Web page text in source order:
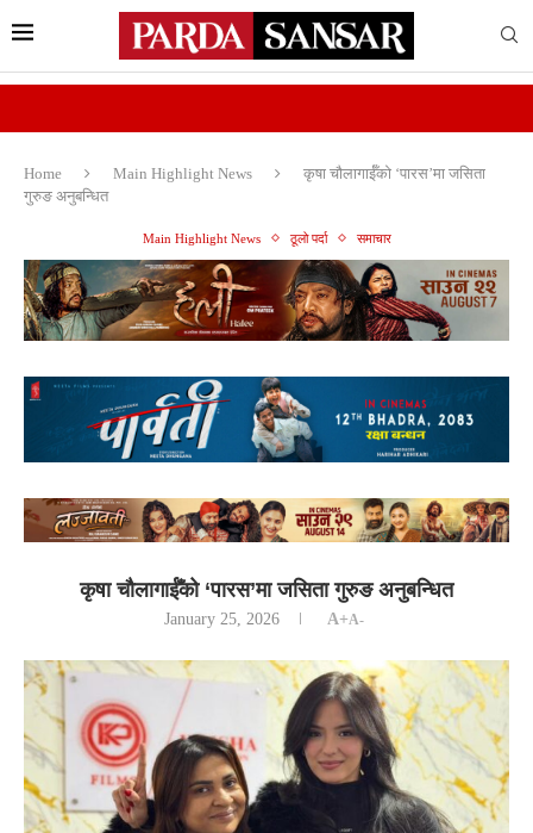
Home Main Highlight News
कृषा चौलागाईँको ‘पारस’मा जसिता
गुरुङ अनुबन्धित
Main Highlight News ठूलो पर्दा समाचार
कृषा चौलागाईँको ‘पारस’मा जसिता गुरुङ अनुबन्धित
January 25, 2026 A+A-